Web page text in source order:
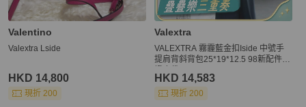
Valentino
Valextra Lside
HKD 14,800
現折 200
Valextra
VALEXTRA 霧霾藍金扣Iside 中號手
提肩背斜背包25*19*12.5 98新配件購
HKD 14,583
現折 200